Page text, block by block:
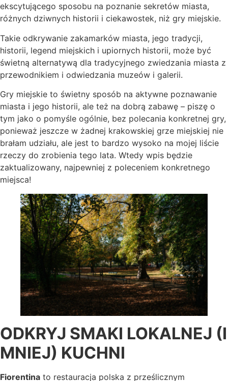
ekscytującego sposobu na poznanie sekretów miasta,
różnych dziwnych historii i ciekawostek, niż gry miejskie.
Takie odkrywanie zakamarków miasta, jego tradycji,
historii, legend miejskich i upiornych historii, może być
świetną alternatywą dla tradycyjnego zwiedzania miasta z
przewodnikiem i odwiedzania muzeów i galerii.
Gry miejskie to świetny sposób na aktywne poznawanie
miasta i jego historii, ale też na dobrą zabawę – piszę o
tym jako o pomyśle ogólnie, bez polecania konkretnej gry,
ponieważ jeszcze w żadnej krakowskiej grze miejskiej nie
brałam udziału, ale jest to bardzo wysoko na mojej liście
rzeczy do zrobienia tego lata. Wtedy wpis będzie
zaktualizowany, najpewniej z poleceniem konkretnego
miejsca!
ODKRYJ SMAKI LOKALNEJ (I
MNIEJ) KUCHNI
Fiorentina to restauracja polska z prześlicznym